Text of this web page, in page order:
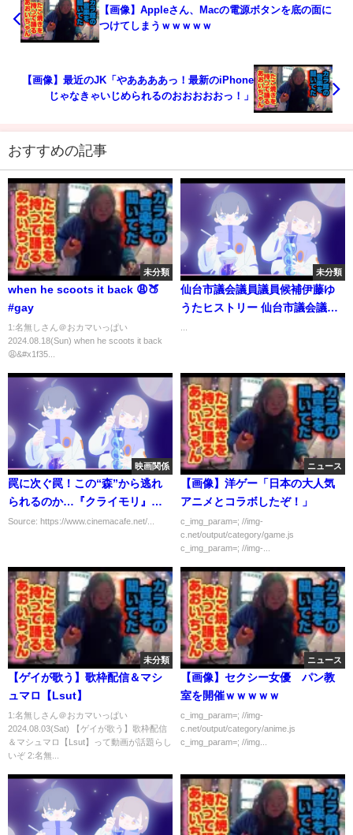
【画像】Appleさん、Macの電源ボタンを底の面に
つけてしまうｗｗｗｗｗ
【画像】最近のJK「やああああっ！最新のiPhone
じゃなきゃいじめられるのおおおおおっ！」
おすすめの記事
未分類
when he scoots it back 😩🍑
#gay
1:名無しさん＠おカマいっぱい
2024.08.18(Sun) when he scoots it back
😩&#x1f35...
未分類
仙台市議会議員議員候補伊藤ゆ
うたヒストリー 仙台市議会議員
映画関係
罠に次ぐ罠！この“森”から逃れ
られるのか…『クライモリ』予
告編
Source: https://www.cinemacafe.net/...
ニュース
【画像】洋ゲー「日本の大人気
アニメとコラボしたぞ！」
c_img_param=; //img-
c.net/output/category/game.js
c_img_param=; //img-...
未分類
【ゲイが歌う】歌枠配信＆マシ
ュマロ【Lsut】
1:名無しさん＠おカマいっぱい
2024.08.03(Sat) 【ゲイが歌う】歌枠配信
＆マシュマロ【Lsut】って動画が話題らし
いぞ 2:名無...
ニュース
【画像】セクシー女優 パン教
室を開催ｗｗｗｗｗ
c_img_param=; //img-
c.net/output/category/anime.js
c_img_param=; //img...